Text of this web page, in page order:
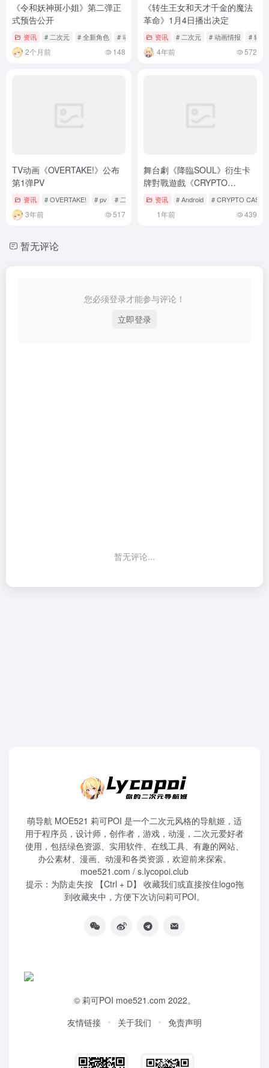
《令和妖神斑小姐》第二弹正
式预告公开
资讯 # 二次元 # 全新角色 # 动画情报
2个月前 148
《转生王女和天才千金的魔法
革命》1月4日播出决定
资讯 # 二次元 # 动画情报 # 转
4年前 572
TV动画《OVERTAKE!》公布
第1弹PV
资讯 # OVERTAKE! # pv # 二次元
3年前 517
舞台劇《降臨SOUL》衍生卡
牌對戰遊戲《CRYPTO
CASTLE -降臨SOUL-》預定
资讯 # Android # CRYPTO
1年前 439
暂无评论
您必须登录才能参与评论！
立即登录
暂无评论...
萌导航 MOE521 莉可POI 是一个二次元风格的导航姬，适
用于程序员，设计师，创作者，游戏，动漫，二次元爱好者
使用，包括绿色资源、实用软件、在线工具、有趣的网站、
办公素材、漫画、动漫和各类资源，欢迎前来探索。
moe521.com / s.lycopoi.club
提示：为防走失按 【Ctrl + D】 收藏我们或直接按住logo拖
到收藏夹中，方便下次访问莉可POI。
© 莉可POI moe521.com 2022。
友情链接
关于我们 免责声明